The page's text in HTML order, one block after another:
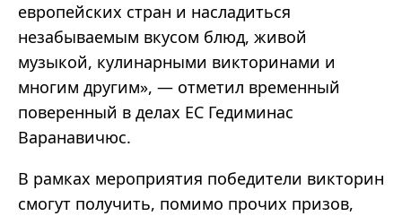
европейских стран и насладиться
незабываемым вкусом блюд, живой
музыкой, кулинарными викторинами и
многим другим», — отметил временный
поверенный в делах ЕС Гедиминас
Варанавичюс.
В рамках мероприятия победители викторин
смогут получить, помимо прочих призов,